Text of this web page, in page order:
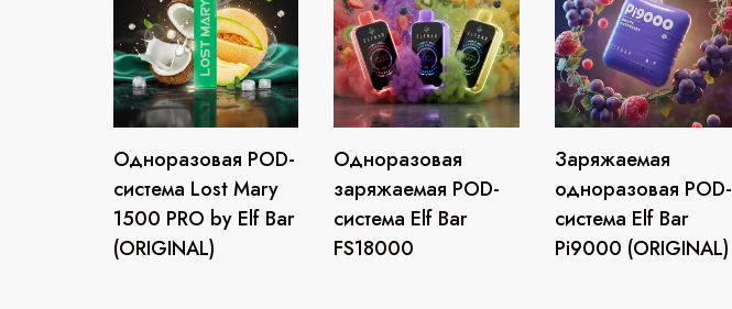
Одноразовая POD-
система Lost Mary
1500 PRO by Elf Bar
(ORIGINAL)
Одноразовая
заряжаемая POD-
система Elf Bar
FS18000
Заряжаемая
одноразовая POD-
система Elf Bar
Pi9000 (ORIGINAL)